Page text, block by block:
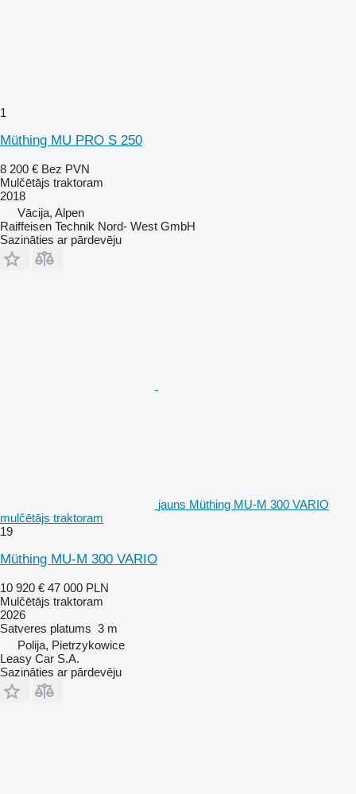
1
Müthing MU PRO S 250
8 200 € Bez PVN
Mulčētājs traktoram
2018
Vācija, Alpen
Raiffeisen Technik Nord- West GmbH
Sazināties ar pārdevēju
jauns Müthing MU-M 300 VARIO
mulčētājs traktoram
19
Müthing MU-M 300 VARIO
10 920 € 47 000 PLN
Mulčētājs traktoram
2026
Satveres platums 3 m
Polija, Pietrzykowice
Leasy Car S.A.
Sazināties ar pārdevēju